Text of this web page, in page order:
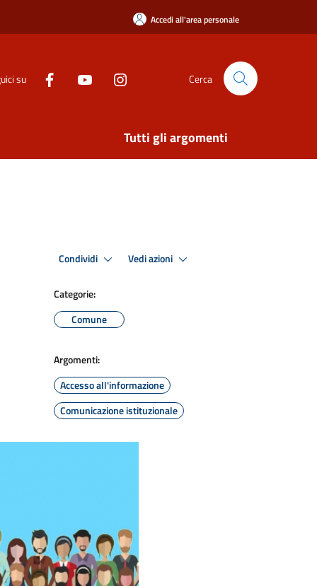
Accedi all'area personale
su Cerca
Tutti gli argomenti
Condividi Vedi azioni
Categorie:
Comune
Argomenti:
Accesso all'informazione
Comunicazione istituzionale